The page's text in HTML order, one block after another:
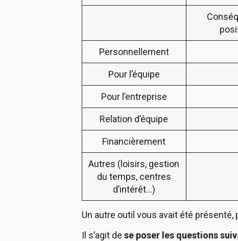
Personnellement
Pour l’équipe
Pour l’entreprise
Relation d’équipe
Financièrement
Autres (loisirs, gestion
du temps, centres
d’intérêt…)
Un autre outil vous avait été présenté,
Il s’agit de se poser les questions